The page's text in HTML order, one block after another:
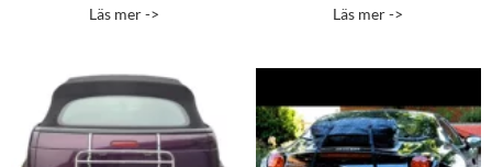
Läs mer -> Läs mer ->